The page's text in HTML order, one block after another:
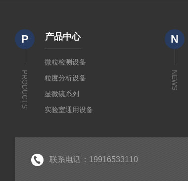
P
PRODUCTS
产品中心
微粒检测设备
粒度分析设备
显微镜系列
实验室通用设备
N
NEWS
联系电话：19916533110